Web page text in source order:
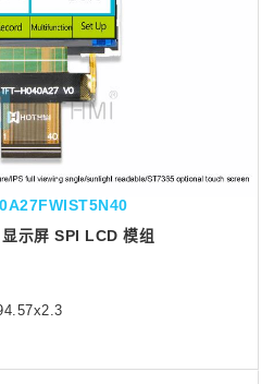
示屏 SPI LCD 模组